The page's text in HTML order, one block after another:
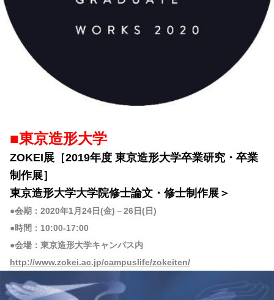
■東京造形大学
ZOKEI展［2019年度 東京造形大学卒業研究・卒業
制作展］
東京造形大学大学院修士論文・修士制作展＞
●会期：2020年1月24日(金)－26日(日)
●時間：10:00-17:00
●会場：東京造形大学キャンパス内
http://www.zokei.ac.jp/campuslife/zokeiten/